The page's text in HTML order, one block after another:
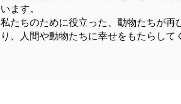
います。
私たちのために役立った、動物たちが再
り、人間や動物たちに幸せをもたらして